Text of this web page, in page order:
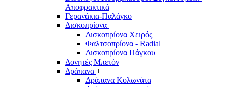
Αποφρακτικά
Γερανάκια-Παλάγκο
Δισκοπρίονα +
Δισκοπρίονα Χειρός
Φαλτσοπρίονα - Radial
Δισκοπρίονα Πάγκου
Δονητές Μπετόν
Δράπανα +
Δράπανα Κολωνάτα